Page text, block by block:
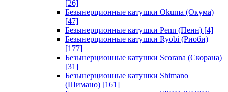
[26]
Безынерционные катушки Okuma (Окума)
[47]
Безынерционные катушки Penn (Пенн) [4]
Безынерционные катушки Ryobi (Риоби)
[177]
Безынерционные катушки Scorana (Скорана)
[31]
Безынерционные катушки Shimano
(Шимано) [161]